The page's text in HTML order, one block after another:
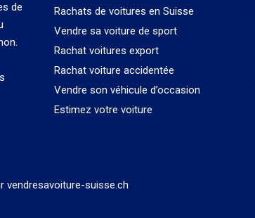
de
Rachats de voitures en Suisse
Vendre sa voiture de sport
Rachat voitures export
Rachat voiture accidentée
Vendre son véhicule d’occasion
Estimez votre voiture
vendresavoiture-suisse.ch